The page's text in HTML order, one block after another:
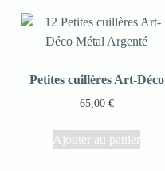
Petites cuillères Art-Déco
65,00 €
Ajouter au panier